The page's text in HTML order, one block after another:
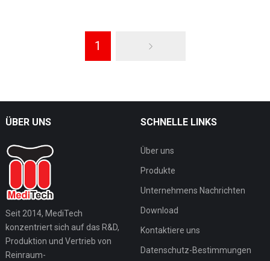
1
ÜBER UNS
Seit 2014, MediTech
konzentriert sich auf das R&D,
Produktion und Vertrieb von
Reinraum-
SCHNELLE LINKS
Über uns
Produkte
Unternehmens Nachrichten
Download
Kontaktiere uns
Datenschutz-Bestimmungen